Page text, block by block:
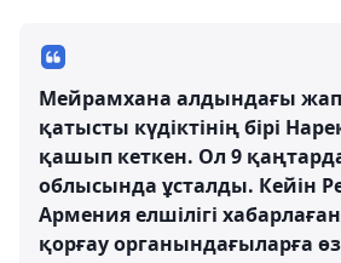
Мейрамхана алдындағы
қатысты күдіктінің бірі
қашып кеткен. Ол 9
облысында ұсталды. Кейін
Армения елшілігі
қорғау органындағыларға